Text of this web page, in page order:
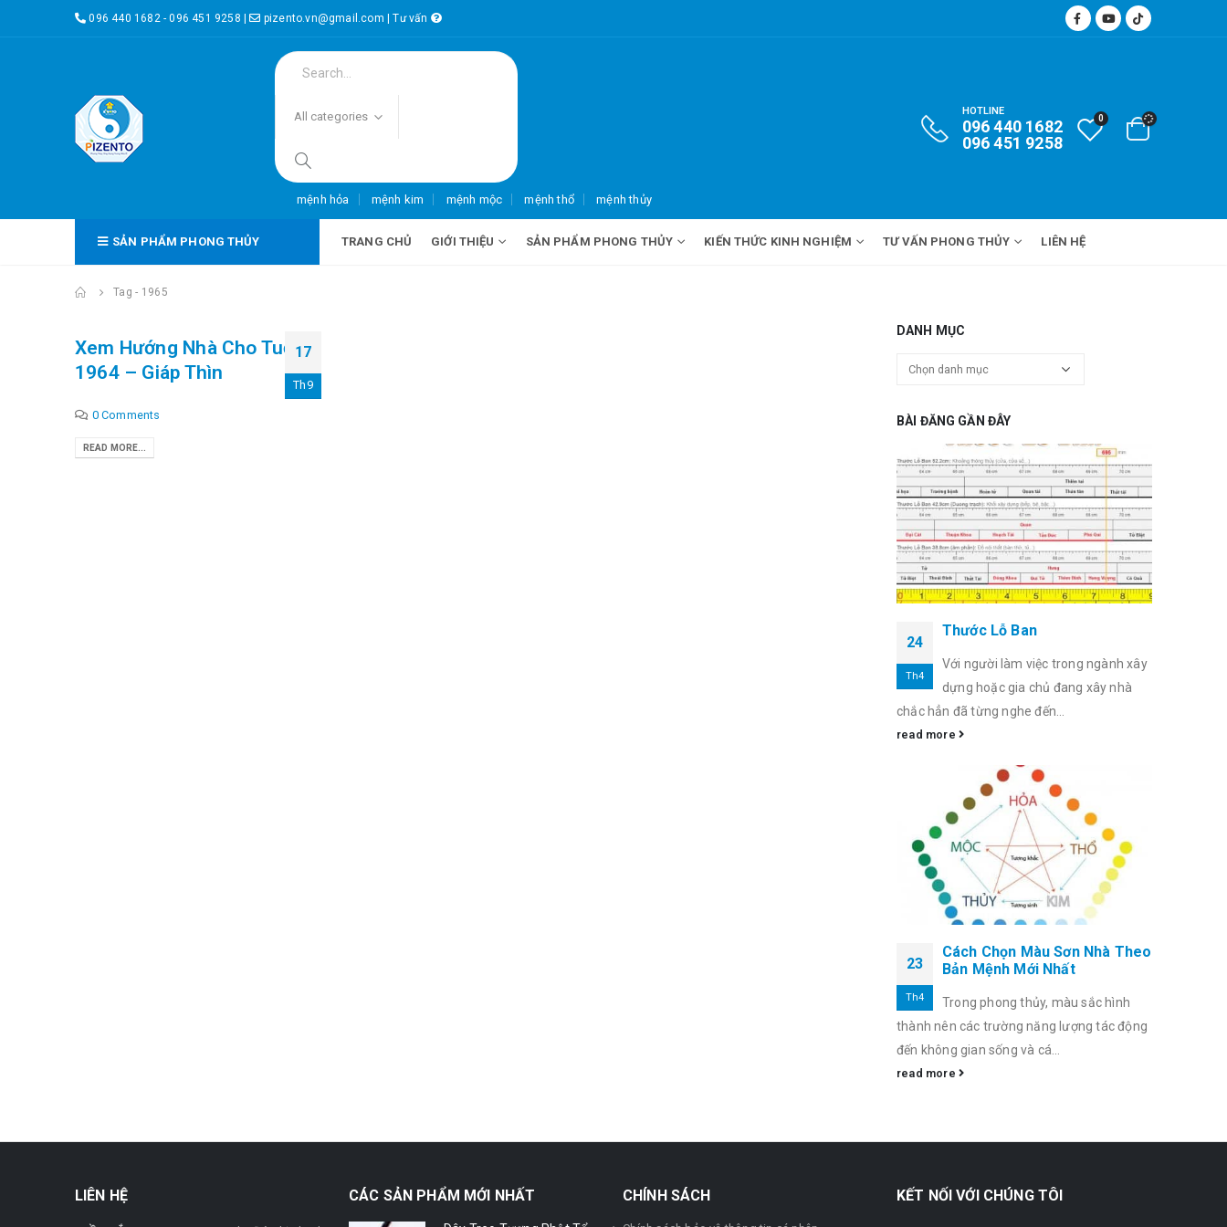
096 440 1682 - 096 451 9258 | pizento.vn@gmail.com |Tư vấn
All categories
mệnh hỏa mệnh kim mệnh mộc mệnh thổ mệnh thủy
HOTLINE
096 440 1682
096 451 9258
0
SẢN PHẨM PHONG THỦY TRANG CHỦ GIỚI THIỆU SẢN PHẨM PHONG THỦY KIẾN THỨC KINH NGHIỆM TƯ VẤN PHONG THỦY LIÊN HỆ
Tag - 1965
17
Th9
Xem Hướng Nhà Cho Tuổi
1964 – Giáp Thìn
0 Comments
READ MORE...
DANH MỤC
Danh
BÀI ĐĂNG GẦN ĐÂY
24
Th4
Thước Lỗ Ban
Với người làm việc trong ngành xây
dựng hoặc gia chủ đang xây nhà
chắc hẳn đã từng nghe đến...
read more
23
Th4
Cách Chọn Màu Sơn Nhà Theo
Bản Mệnh Mới Nhất
Trong phong thủy, màu sắc hình
thành nên các trường năng lượng tác động
đến không gian sống và cá...
read more
LIÊN HỆ CÁC SẢN PHẨM MỚI NHẤT CHÍNH SÁCH KẾT NỐI VỚI CHÚNG TÔI